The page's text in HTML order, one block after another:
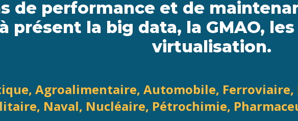
de performance et de
présent la big data, la GMAO,
virtualisation.
Agroalimentaire, Automobile,
Naval, Nucléaire, Pétrochimie,